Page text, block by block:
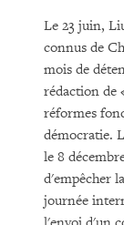
Le 23 juin,
connus de
mois de
rédaction de
réformes
démocratie.
le 8
d'empêcher
journée